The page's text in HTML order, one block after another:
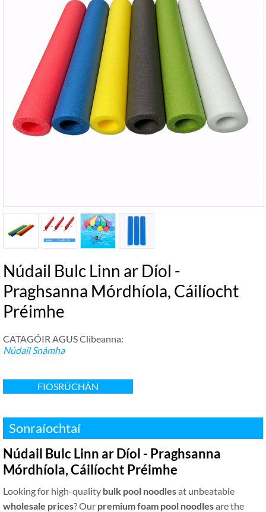
Núdail Bulc Linn ar Díol -
Praghsanna Mórdhíola, Cáilíocht
Préimhe
CATAGÓIR AGUS Clibeanna:
Núdail Snámha
FIOSRÚCHÁN
Sonraíochtaí
Núdail Bulc Linn ar Díol - Praghsanna
Mórdhíola, Cáilíocht Préimhe
Looking for high-quality bulk pool noodlesat unbeatable
wholesale prices?Our premium foam pool noodlesare the